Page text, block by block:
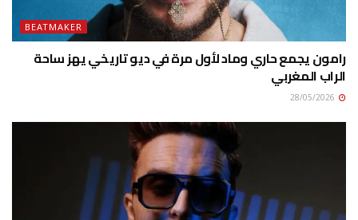
BEATMAKER
رامون يجمع حاري وماد لأول مرة في ديو تاريخي يهز ساحة
الراب المغربي